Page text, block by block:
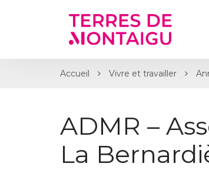
Accueil Vivre et travailler
ADMR –
La